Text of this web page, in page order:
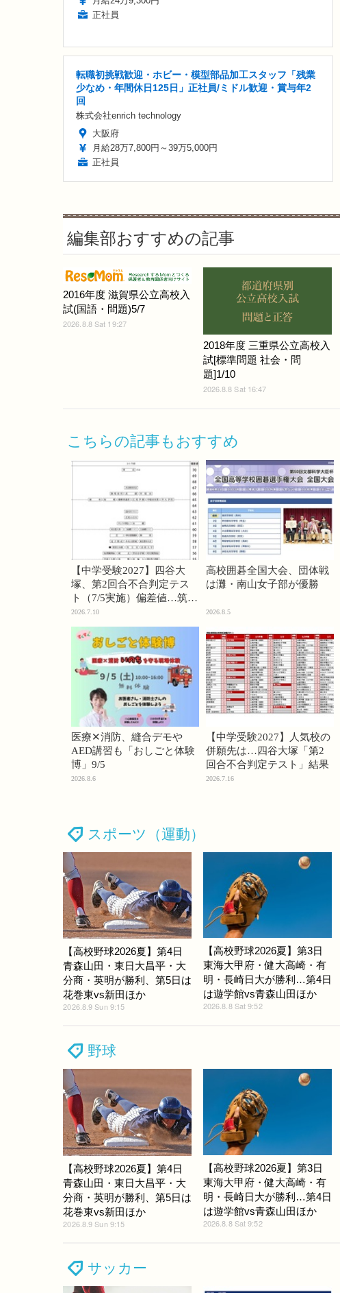
正社員
転職初挑戦歓迎・ホビー・模型部品加工スタッフ「残業
少なめ・年間休日125日」正社員/ミドル歓迎・賞与年2
回
株式会社enrich technology
大阪府
月給28万7,800円～39万5,000円
正社員
編集部おすすめの記事
2016年度 滋賀県公立高校入
試(国語・問題)5/7
2026.8.8 Sat 19:27
2018年度 三重県公立高校入
試[標準問題 社会・問
題]1/10
2026.8.8 Sat 16:47
こちらの記事もおすすめ
【中学受験2027】四谷大
塚、第2回合不合判定テス
ト（7/5実施）偏差値…筑駒
74・桜蔭70＜PR＞
2026.7.10
高校囲碁全国大会、団体戦
は灘・南山女子部が優勝
2026.8.5
医療✕消防、縫合デモや
AED講習も「おしごと体験
博」9/5
2026.8.6
【中学受験2027】人気校の
併願先は…四谷大塚「第2
回合不合判定テスト」結果
2026.7.16
スポーツ（運動）
【高校野球2026夏】第4日
青森山田・東日大昌平・大
分商・英明が勝利、第5日は
花巻東vs新田ほか
2026.8.9 Sun 9:15
【高校野球2026夏】第3日
東海大甲府・健大高崎・有
明・長崎日大が勝利…第4日
は遊学館vs青森山田ほか
2026.8.8 Sat 9:52
野球
【高校野球2026夏】第4日
青森山田・東日大昌平・大
分商・英明が勝利、第5日は
花巻東vs新田ほか
2026.8.9 Sun 9:15
【高校野球2026夏】第3日
東海大甲府・健大高崎・有
明・長崎日大が勝利…第4日
は遊学館vs青森山田ほか
2026.8.8 Sat 9:52
サッカー